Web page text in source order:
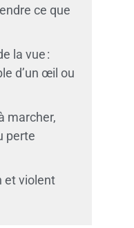
ce que
la vue :
d’un œil ou
marcher,
perte
et violent